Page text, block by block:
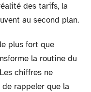
des tarifs, la
au second plan.
plus fort que
la routine du
chiffres ne
de rappeler que la